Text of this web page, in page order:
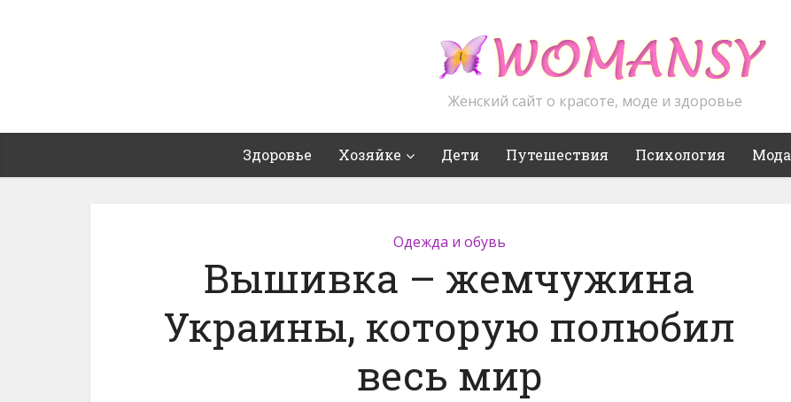
Женский сайт о красоте, моде и здоровье
Здоровье Хозяйке Дети Путешествия Психология Мода
Одежда и обувь
Вышивка – жемчужина
Украины, которую полюбил
весь мир